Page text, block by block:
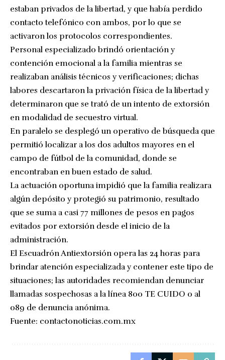
estaban privados de la libertad, y que había perdido
contacto telefónico con ambos, por lo que se
activaron los protocolos correspondientes.
Personal especializado brindó orientación y
contención emocional a la familia mientras se
realizaban análisis técnicos y verificaciones; dichas
labores descartaron la privación física de la libertad y
determinaron que se trató de un intento de extorsión
en modalidad de secuestro virtual.
En paralelo se desplegó un operativo de búsqueda que
permitió localizar a los dos adultos mayores en el
campo de fútbol de la comunidad, donde se
encontraban en buen estado de salud.
La actuación oportuna impidió que la familia realizara
algún depósito y protegió su patrimonio, resultado
que se suma a casi 77 millones de pesos en pagos
evitados por extorsión desde el inicio de la
administración.
El Escuadrón Antiextorsión opera las 24 horas para
brindar atención especializada y contener este tipo de
situaciones; las autoridades recomiendan denunciar
llamadas sospechosas a la línea 800 TE CUIDO o al
089 de denuncia anónima.
Fuente: contactonoticias.com.mx